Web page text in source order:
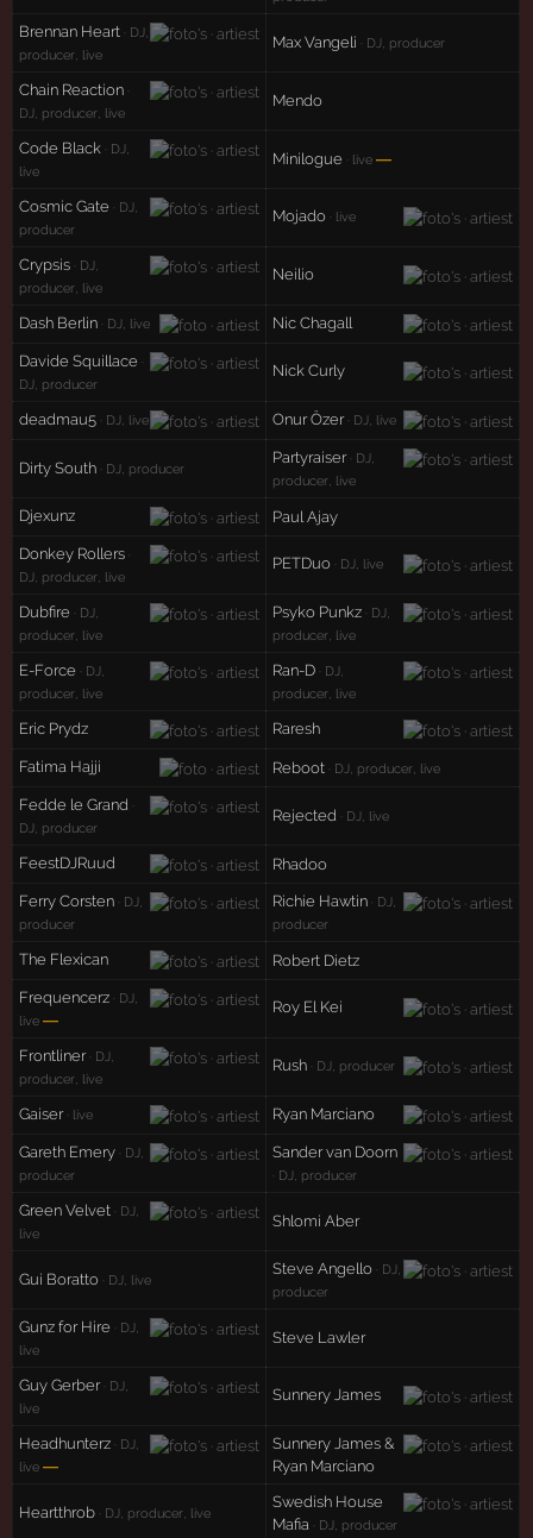
Brennan Heart · DJ,
producer, live
Max Vangeli · DJ, producer
Chain Reaction
DJ, producer, live
Mendo
Code Black · DJ,
live
Minilogue · live —
Cosmic Gate
· DJ,
producer
Mojado · live
Crypsis · DJ,
producer, live
Neilio
Dash Berlin · DJ, live Nic Chagall
Davide Squillace
DJ, producer
Nick Curly
deadmau5 · DJ, live Onur Özer· DJ, live
Dirty South · DJ, producer
Partyraiser· DJ,
producer, live
Djexunz Paul Ajay
Donkey Rollers
DJ, producer, live
PETDuo · DJ, live
Dubfire
· DJ,
producer, live
Psyko Punkz · DJ,
producer, live
E-Force
· DJ,
producer, live
Ran-D · DJ,
producer, live
Eric Prydz Raresh
Fatima Hajji Reboot · DJ, producer, live
Fedde le Grand
DJ, producer
Rejected · DJ, live
FeestDJRuud Rhadoo
Ferry Corsten · DJ,
producer
Richie Hawtin · DJ,
producer
The Flexican Robert Dietz
Frequencerz · DJ,
live —
Roy El Kei
Frontliner· DJ,
producer, live
Rush · DJ, producer
Gaiser· live Ryan Marciano
Gareth Emery · DJ,
producer
Sander van Doorn
· DJ, producer
Green Velvet · DJ,
live
Shlomi Aber
Gui Boratto · DJ, live
Steve Angello · DJ,
producer
Gunz for Hire
· DJ,
live
Steve Lawler
Guy Gerber· DJ,
live
Sunnery James
Headhunterz · DJ,
live —
Sunnery James &
Ryan Marciano
Heartthrob · DJ, producer, live
Swedish House
Mafia
· DJ, producer